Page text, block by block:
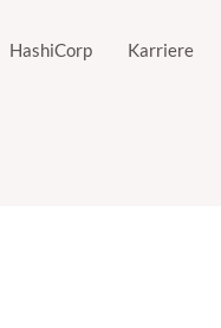
HashiCorp
Karriere